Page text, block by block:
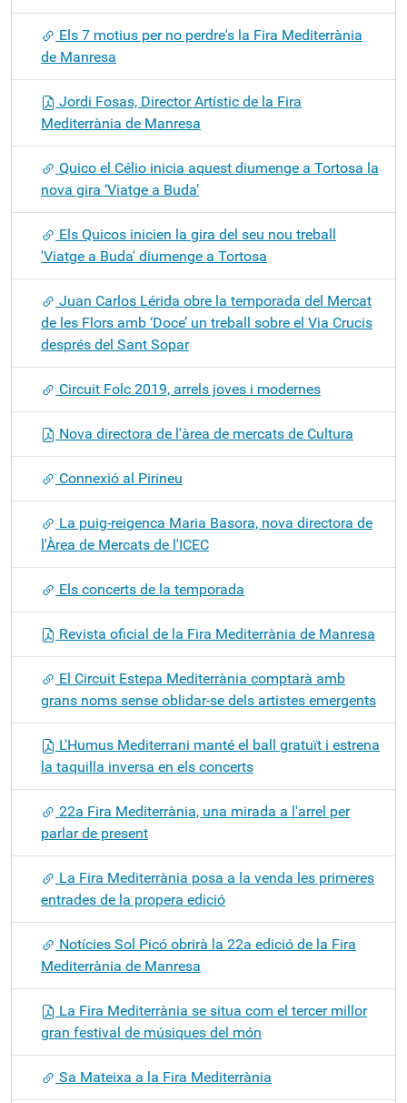
Els 7 motius per no perdre's la Fira Mediterrània
de Manresa
Jordi Fosas, Director Artístic de la Fira
Mediterrània de Manresa
Quico el Célio inicia aquest diumenge a Tortosa la
nova gira ‘Viatge a Buda’
Els Quicos inicien la gira del seu nou treball
'Viatge a Buda' diumenge a Tortosa
Juan Carlos Lérida obre la temporada del Mercat
de les Flors amb ‘Doce’ un treball sobre el Via Crucis
després del Sant Sopar
Circuit Folc 2019, arrels joves i modernes
Nova directora de l'àrea de mercats de Cultura
Connexió al Pirineu
La puig-reigenca Maria Basora, nova directora de
l'Àrea de Mercats de l'ICEC
Els concerts de la temporada
Revista oficial de la Fira Mediterrània de Manresa
El Circuit Estepa Mediterrània comptarà amb
grans noms sense oblidar-se dels artistes emergents
L'Humus Mediterrani manté el ball gratuït i estrena
la taquilla inversa en els concerts
22a Fira Mediterrània, una mirada a l'arrel per
parlar de present
La Fira Mediterrània posa a la venda les primeres
entrades de la propera edició
Notícies Sol Picó obrirà la 22a edició de la Fira
Mediterrània de Manresa
La Fira Mediterrània se situa com el tercer millor
gran festival de músiques del món
Sa Mateixa a la Fira Mediterrània